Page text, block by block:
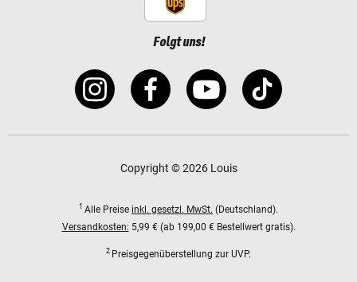
Folgt uns!
Copyright © 2026 Louis
1 Alle Preise inkl. gesetzl. MwSt. (Deutschland).
Versandkosten: 5,99 € (ab 199,00 € Bestellwert gratis).
2 Preisgegenüberstellung zur UVP.